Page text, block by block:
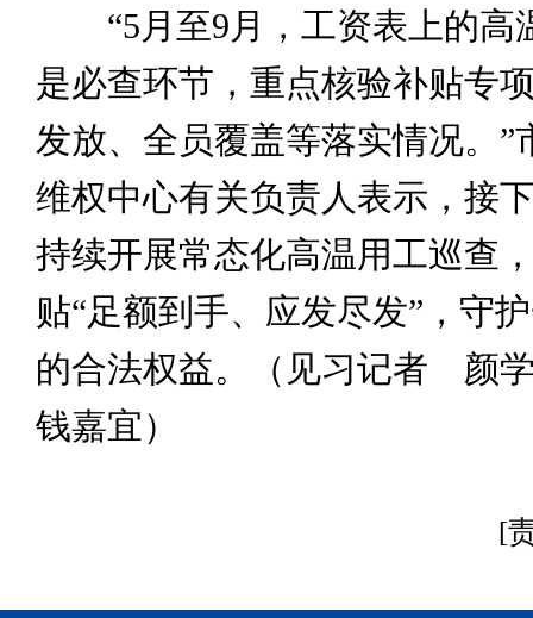
“5月至9月，工资表上的高
是必查环节，重点核验补贴专
发放、全员覆盖等落实情况。”
维权中心有关负责人表示，接
持续开展常态化高温用工巡查
贴“足额到手、应发尽发”，守
的合法权益。（见习记者
钱嘉宜）
[